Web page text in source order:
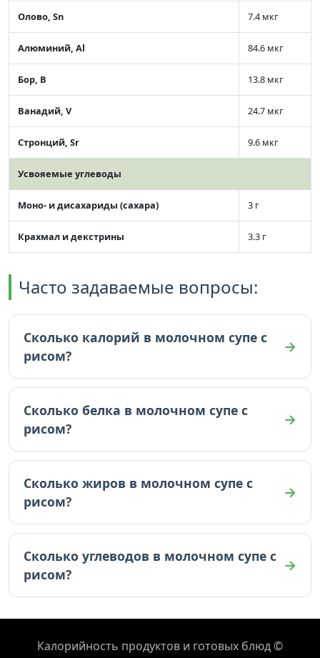
Олово, Sn 7.4 мкг
Алюминий, Al 84.6 мкг
Бор, B 13.8 мкг
Ванадий, V 24.7 мкг
Стронций, Sr 9.6 мкг
Усвояемые углеводы
Моно- и дисахариды (сахара) 3 г
Крахмал и декстрины 3.3 г
Часто задаваемые вопросы:
Сколько калорий в молочном супе с
рисом?
В молочном супе с рисом 61.9 ккал (на 100г).
Сколько белка в молочном супе с
рисом?
В молочном супе с рисом 2.2 граммов белка (на
100г).
Сколько жиров в молочном супе с
рисом?
В молочном супе с рисом 2.8 граммов жиров
(на 100г).
Сколько углеводов в молочном супе с
рисом?
углеводов (на 100г).
Калорийность продуктов и готовых блюд ©